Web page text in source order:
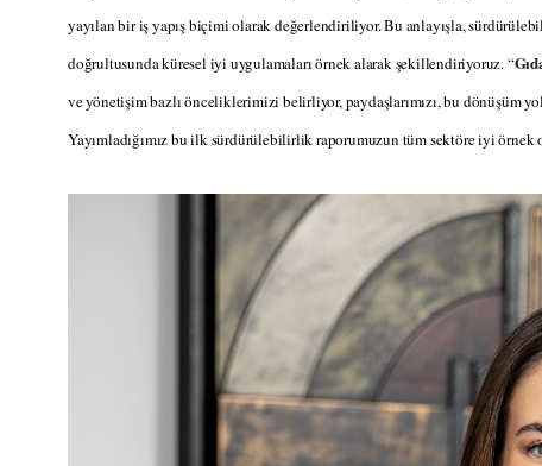
yayılan bir iş yapış biçimi olarak değerlendiriliyor. Bu anlayışla,
doğrultusunda küresel iyi uygulamaları örnek alarak şekillendiriyoruz. “
ve yönetişim bazlı önceliklerimizi belirliyor, paydaşlarımızı, bu dönüşüm
Yayımladığımız bu ilk sürdürülebilirlik raporumuzun tüm sektöre iyi